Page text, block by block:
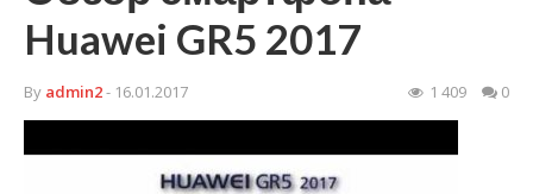
Huawei GR5 2017
By admin2- 16.01.2017 1 409 0